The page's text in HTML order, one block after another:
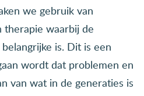
we gebruik van
therapie waarbij de
is. Dit is een
wordt dat problemen en
van wat in de generaties is